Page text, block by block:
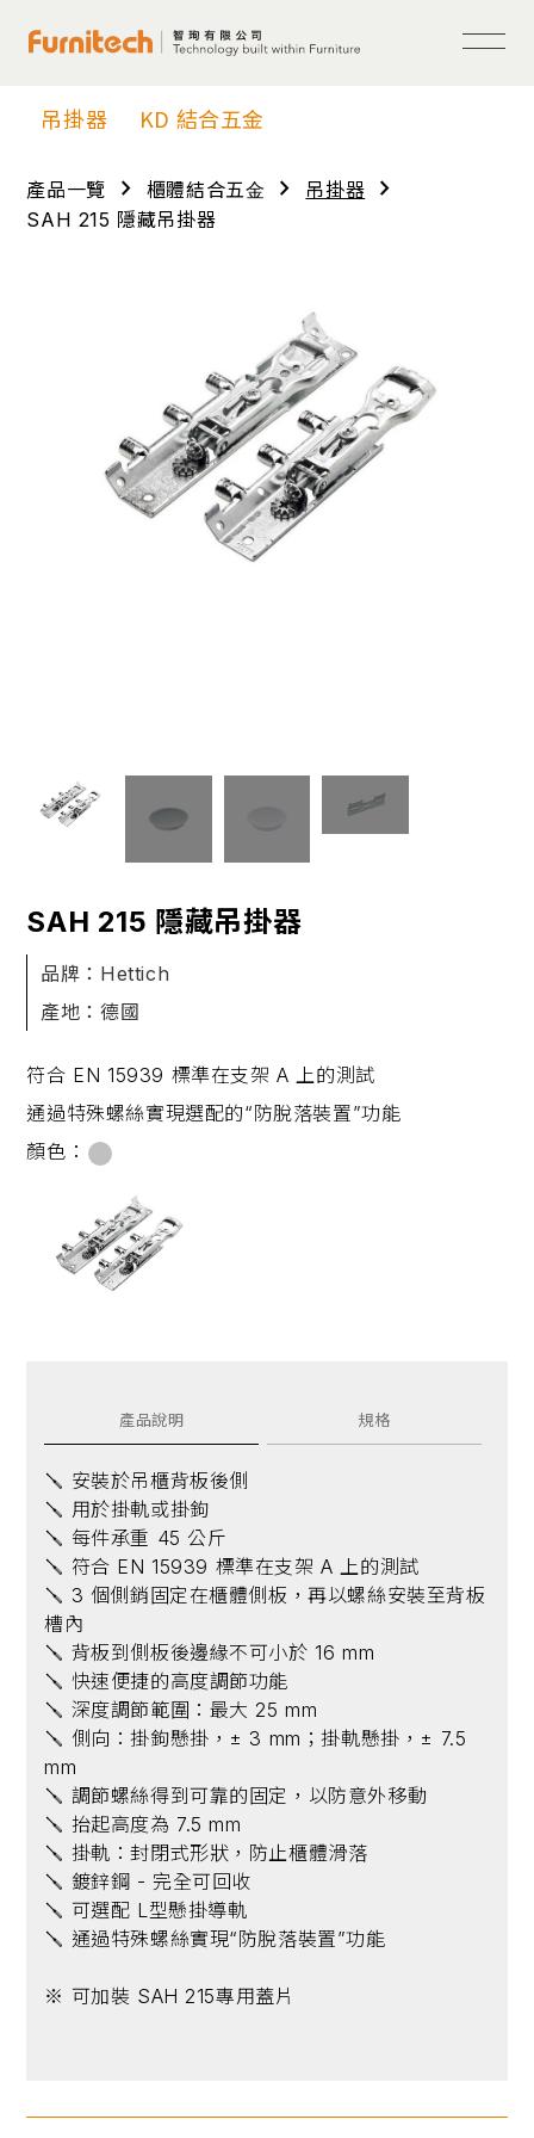
吊掛器 KD 結合五金
產品一覽 chevron_right 櫃體結合五⾦ chevron_right 吊掛器 chevron_right
SAH 215 隱藏吊掛器
SAH 215 隱藏吊掛器
品牌：Hettich
產地：德國
符合 EN 15939 標準在支架 A 上的測試
通過特殊螺絲實現選配的“防脫落裝置”功能
顏色：
產品說明 規格
🪛 安裝於吊櫃背板後側
🪛 用於掛軌或掛鉤
🪛 每件承重 45 公斤
🪛 符合 EN 15939 標準在支架 A 上的測試
🪛 3 個側銷固定在櫃體側板，再以螺絲安裝至背板
槽內
🪛 背板到側板後邊緣不可小於 16 mm
🪛 快速便捷的高度調節功能
🪛 深度調節範圍：最大 25 mm
🪛 側向：掛鉤懸掛，± 3 mm；掛軌懸掛，± 7.5
mm
🪛 調節螺絲得到可靠的固定，以防意外移動
🪛 抬起高度為 7.5 mm
🪛 掛軌：封閉式形狀，防止櫃體滑落
🪛 鍍鋅鋼 - 完全可回收
🪛 可選配 L型懸掛導軌
🪛 通過特殊螺絲實現“防脫落裝置”功能
※ 可加裝 SAH 215專用蓋片